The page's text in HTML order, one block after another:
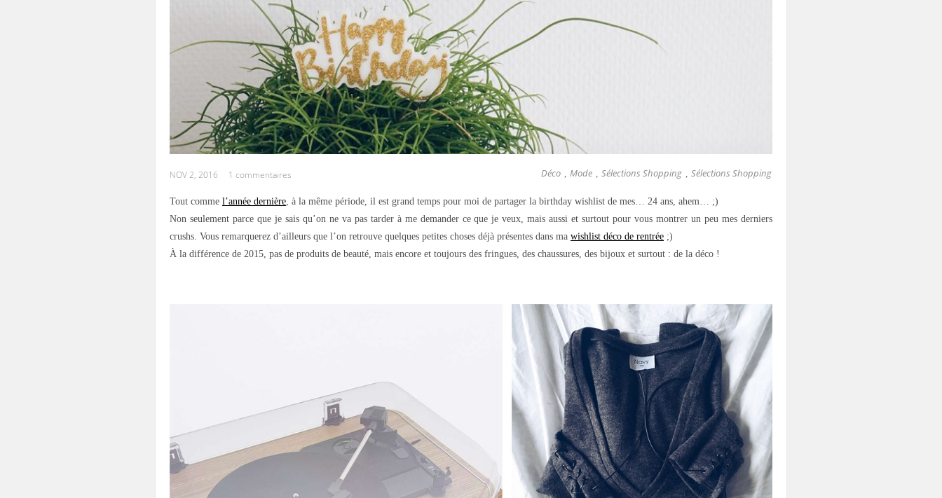
Déco Mode Sélections Shopping Sélections Shopping
NOV 2, 2016 1 commentaires
Tout comme l’année dernière , à la même période, il est grand temps pour moi de partager la birthday wishlist de mes… 24 ans, ahem… ;)
Non seulement parce que je sais qu’on ne va pas tarder à me demander ce que je veux, mais aussi et surtout pour vous montrer un peu mes derniers
crushs. Vous remarquerez d’ailleurs que l’on retrouve quelques petites choses déjà présentes dans ma wishlist déco de rentrée ;)
À la différence de 2015, pas de produits de beauté, mais encore et toujours des fringues, des chaussures, des bijoux et surtout : de la déco !